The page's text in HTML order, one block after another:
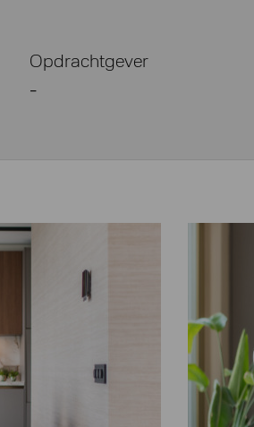
Opdrachtgever
-